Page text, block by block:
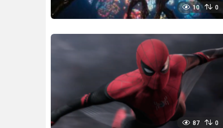
10 0
87 0